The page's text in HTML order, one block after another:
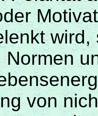
Normen
von